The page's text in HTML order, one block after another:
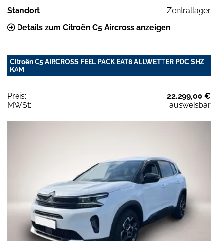
Standort
Zentrallager
Details zum Citroën C5 Aircross anzeigen
Citroën C5 AIRCROSS FEEL PACK EAT8 ALLWETTER PDC SHZ
KAM
Preis:
22.299,00 €
MWSt:
ausweisbar